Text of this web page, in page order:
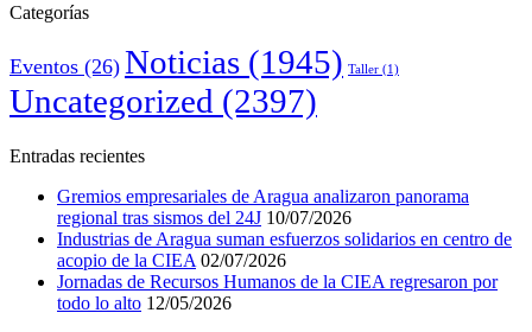
Categorías
Eventos (26) Noticias (1945) Taller (1)
Uncategorized (2397)
Entradas recientes
Gremios empresariales de Aragua analizaron panorama
regional tras sismos del 24J 10/07/2026
Industrias de Aragua suman esfuerzos solidarios en centro de
acopio de la CIEA 02/07/2026
Jornadas de Recursos Humanos de la CIEA regresaron por
todo lo alto 12/05/2026